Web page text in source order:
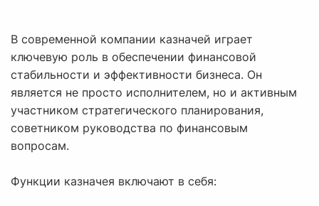
В современной компании казначей играет
ключевую роль в обеспечении финансовой
стабильности и эффективности бизнеса. Он
является не просто исполнителем, но и активным
участником стратегического планирования,
советником руководства по финансовым
вопросам.
Функции казначея включают в себя: